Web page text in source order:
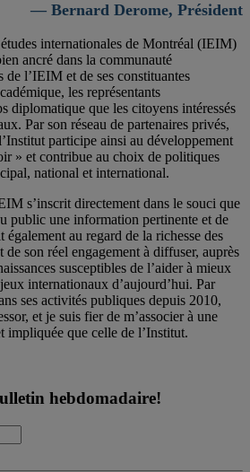
— Bernard Derome, Président
internationales de Montréal (IEIM)
ancré dans la communauté
de l’IEIM et de ses constituantes
les représentants
diplomatique que les citoyens intéressés
Par son réseau de partenaires privés,
participe ainsi au développement
» et contribue au choix de politiques
national et international.
s’inscrit directement dans le souci que
public une information pertinente et de
également au regard de la richesse des
de son réel engagement à diffuser, auprès
susceptibles de l’aider à mieux
internationaux d’aujourd’hui. Par
ses activités publiques depuis 2010,
et je suis fier de m’associer à une
impliquée que celle de l’Institut.
hebdomadaire!